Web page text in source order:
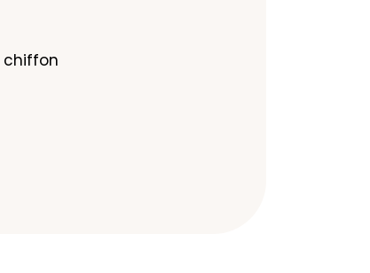
chiffon